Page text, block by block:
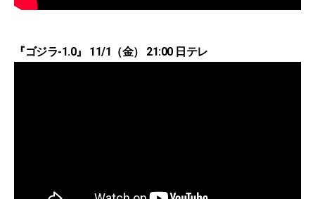
『ゴジラ-1.0』 11/1（金） 21:00 日テレ